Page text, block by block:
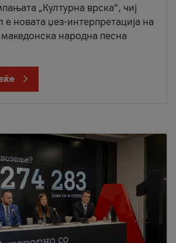
„Културна врска“, чиј
е новата џез-интерпретација на
народна песна